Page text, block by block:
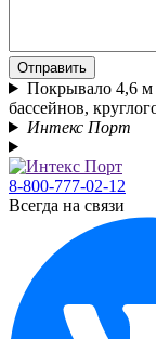
Отправить
Покрывало 4,6 м
бассейнов,
Интекс Порт
8-800-777-02-12
Всегда на связи